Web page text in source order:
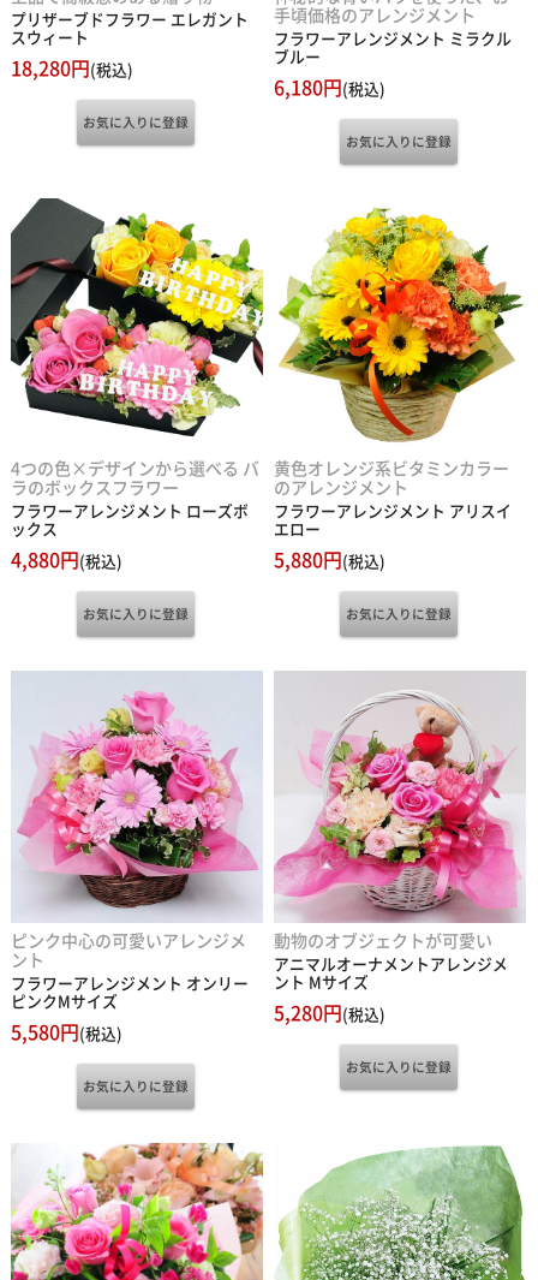
プリザーブドフラワー エレガント
スウィート
18,280円(税込)
手頃価格のアレンジメント
フラワーアレンジメント ミラクル
ブルー
6,180円(税込)
4つの色×デザインから選べる バ
ラのボックスフラワー
フラワーアレンジメント ローズボ
ックス
4,880円(税込)
黄色オレンジ系ビタミンカラー
のアレンジメント
フラワーアレンジメント アリスイ
エロー
5,880円(税込)
ピンク中心の可愛いアレンジメ
ント
フラワーアレンジメント オンリー
ピンクMサイズ
5,580円(税込)
動物のオブジェクトが可愛い
アニマルオーナメントアレンジメ
ント Mサイズ
5,280円(税込)